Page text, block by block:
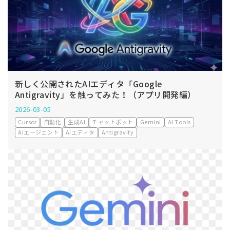
新しく公開されたAIエディタ「Google
Antigravity」を触ってみた！（アプリ開発編）
2026-03-05
Cursor 自動化 生成AI チャットボット Gemini
AI Tools
AIエージェント
AIエディタ Antigravity